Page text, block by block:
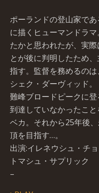
ポーランドの登山家で
に描くヒューマンドラ
たかと思われたが、実
とが後に判明したため
指す。監督を務めるの
シェク・ダーヴィッド。
難峰ブロードピークに
到達していなかったこ
ベカ。それから25年後
頂を目指す…。
出演:イレネウシュ・チ
トマシュ・サプリック
–